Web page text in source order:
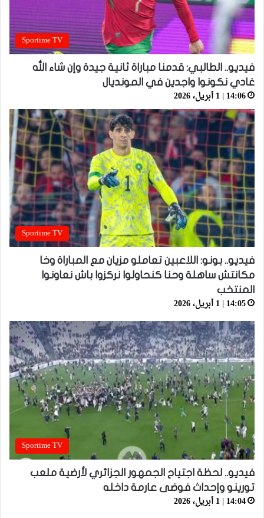
Sportime TV
فيديو.. الطالبي: قدمنا مباراة ثانية جيدة وإن شاء الله
غادي نكونوا واجدين في المونديال
14:06 | 1 أبريل، 2026
Sportime TV
فيديو.. بونو: اللاعبين تعاملو مزيان مع المباراة وخا
مكانتش ساهلة وحنا كنحاولوا نركزوا باش نعاونوا
المنتخب
14:05 | 1 أبريل، 2026
Sportime TV
فيديو.. لحظة اجتياح الجمهور الجزائري لأرضية ملعب
تورينو وإحداث فوضى عارمة داخله
14:04 | 1 أبريل، 2026